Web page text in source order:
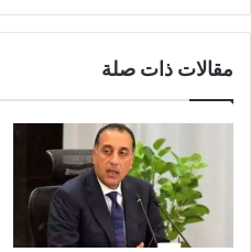
مقالات ذات صلة